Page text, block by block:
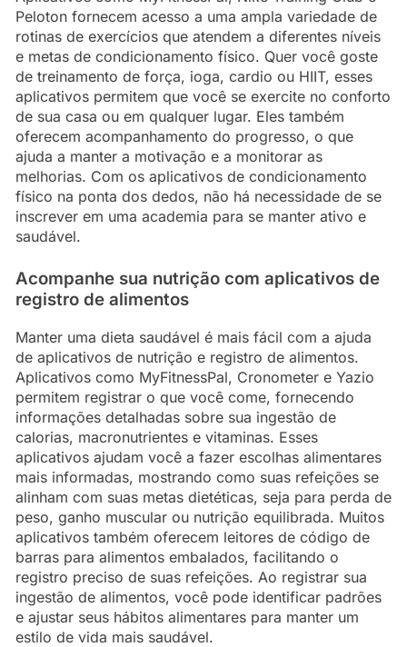
Peloton fornecem acesso a uma ampla variedade de
rotinas de exercícios que atendem a diferentes níveis
e metas de condicionamento físico. Quer você goste
de treinamento de força, ioga, cardio ou HIIT, esses
aplicativos permitem que você se exercite no conforto
de sua casa ou em qualquer lugar. Eles também
oferecem acompanhamento do progresso, o que
ajuda a manter a motivação e a monitorar as
melhorias. Com os aplicativos de condicionamento
físico na ponta dos dedos, não há necessidade de se
inscrever em uma academia para se manter ativo e
saudável.
Acompanhe sua nutrição com aplicativos de
registro de alimentos
Manter uma dieta saudável é mais fácil com a ajuda
de aplicativos de nutrição e registro de alimentos.
Aplicativos como MyFitnessPal, Cronometer e Yazio
permitem registrar o que você come, fornecendo
informações detalhadas sobre sua ingestão de
calorias, macronutrientes e vitaminas. Esses
aplicativos ajudam você a fazer escolhas alimentares
mais informadas, mostrando como suas refeições se
alinham com suas metas dietéticas, seja para perda de
peso, ganho muscular ou nutrição equilibrada. Muitos
aplicativos também oferecem leitores de código de
barras para alimentos embalados, facilitando o
registro preciso de suas refeições. Ao registrar sua
ingestão de alimentos, você pode identificar padrões
e ajustar seus hábitos alimentares para manter um
estilo de vida mais saudável.